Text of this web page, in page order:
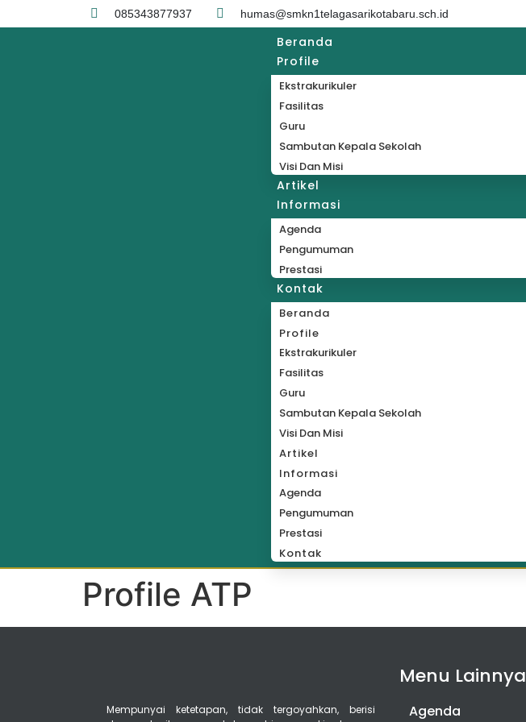
085343877937 humas@smkn1telagasarikotabaru.sch.id
Beranda
Profile
Ekstrakurikuler
Fasilitas
Guru
Sambutan Kepala Sekolah
Visi Dan Misi
Artikel
Informasi
Agenda
Pengumuman
Prestasi
Kontak
Beranda
Profile
Ekstrakurikuler
Fasilitas
Guru
Sambutan Kepala Sekolah
Visi Dan Misi
Artikel
Informasi
Agenda
Pengumuman
Prestasi
Kontak
Profile ATP
Mempunyai ketetapan, tidak tergoyahkan, berisi
Menu Lainnya
Agenda